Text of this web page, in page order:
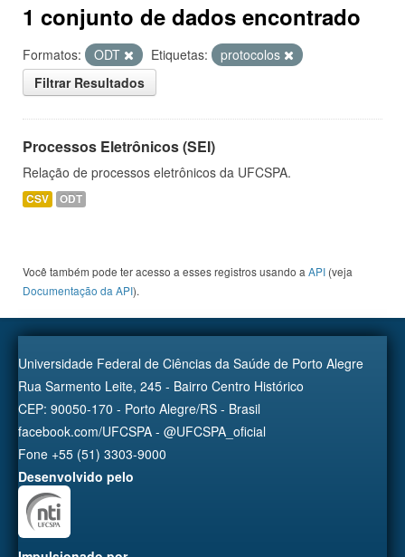
1 conjunto de dados encontrado
Formatos: ODT Etiquetas:
protocolos
Filtrar Resultados
Processos Eletrônicos (SEI)
Relação de processos eletrônicos da UFCSPA.
CSV ODT
Você também pode ter acesso a esses registros usando a API (veja
Documentação da API).
Universidade Federal de Ciências da Saúde de Porto Alegre
Rua Sarmento Leite, 245 - Bairro Centro Histórico
CEP: 90050-170 - Porto Alegre/RS - Brasil
facebook.com/UFCSPA - @UFCSPA_oficial
Fone +55 (51) 3303-9000
Desenvolvido pelo